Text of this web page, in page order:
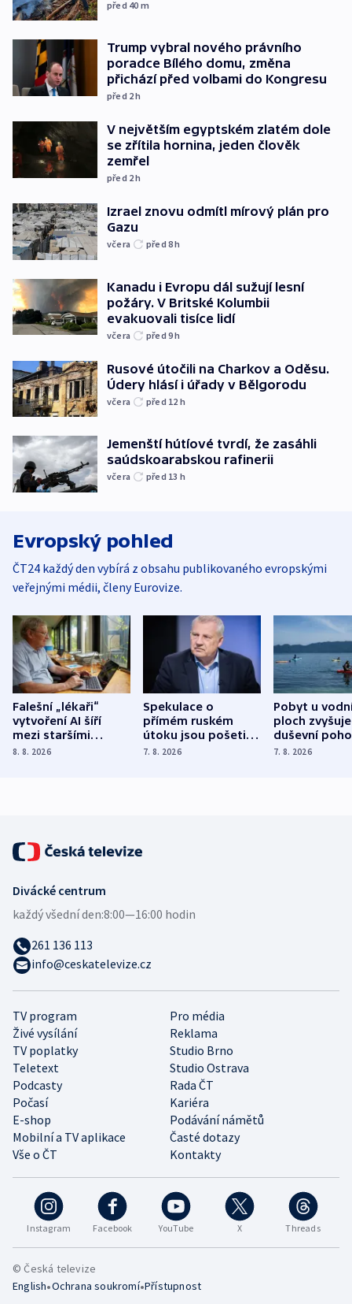
před 40 m
Trump vybral nového právního
poradce Bílého domu, změna
přichází před volbami do Kongresu
před 2h
V největším egyptském zlatém dole
se zřítila hornina, jeden člověk
zemřel
před 2h
Izrael znovu odmítl mírový plán pro
Gazu
včera před 8h
Kanadu i Evropu dál sužují lesní
požáry. V Britské Kolumbii
evakuovali tisíce lidí
včera před 9h
Rusové útočili na Charkov a Oděsu.
Údery hlásí i úřady v Bělgorodu
včera před 12 h
Jemenští hútíové tvrdí, že zasáhli
saúdskoarabskou rafinerii
včera před 13 h
Evropský pohled
ČT24 každý den vybírá z obsahu publikovaného evropskými
veřejnými médii, členy Eurovize.
Falešní „lékaři“
vytvoření AI šíří
mezi staršími
Poláky nebezpečné
8. 8. 2026
Spekulace o
přímém ruském
útoku jsou pošetilé,
míní estonský
7. 8. 2026
Pobyt u
ploch zvyšuje
duševní
ukázala
7. 8. 2026
Instagram Facebook YouTube X Threads
TV program
Pro média
Živé vysílání
Reklama
TV poplatky
Studio Brno
Teletext
Studio Ostrava
Podcasty
Rada ČT
Počasí
Kariéra
E-shop
Podávání námětů
Mobilní a TV aplikace
Časté dotazy
Vše o ČT
Kontakty
Divácké centrum
každý všední den:8:00—16:00 hodin
261 136 113
info@ceskatelevize.cz
© Česká televize
English•Ochrana soukromí•Přístupnost